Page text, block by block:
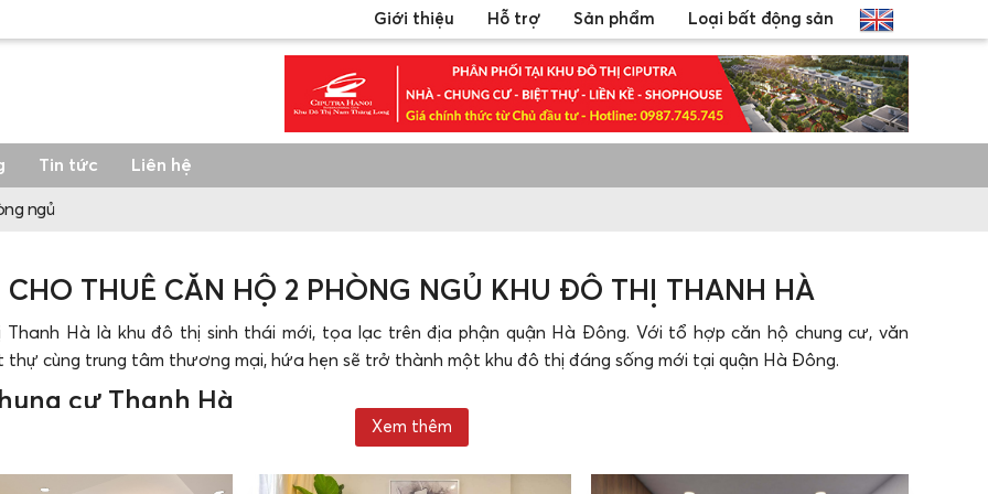
Giới thiệu Hỗ trợ Sản phẩm Loại bất động sản
Tin tức Liên hệ
ngủ
CHO THUÊ CĂN HỘ 2 PHÒNG NGỦ KHU ĐÔ THỊ THANH HÀ
Thanh Hà là khu đô thị sinh thái mới, tọa lạc trên địa phận quận Hà Đông. Với tổ hợp căn hộ chung cư, văn
thự cùng trung tâm thương mại, hứa hẹn sẽ trở thành một khu đô thị đáng sống mới tại quận Hà Đông.
cư Thanh Hà
lạc tại vị trí vàng đắc địa, ngay nút giao của đường Lê Trọng tấn và đường QL 7. Dự án gần kề với trung tâm
Xem thêm